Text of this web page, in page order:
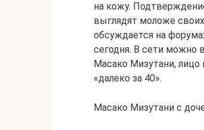
на кожу.
выглядят моложе
обсуждается на
сегодня. В сети можно
Масако Мизутани,
«далеко за 40».
Масако Мизутани с